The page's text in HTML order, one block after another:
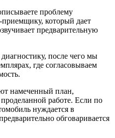
проблему
который дает
предварительную
после чего мы
где согласовываем
намеченный план,
работе. Если по
нуждается в
обговаривается